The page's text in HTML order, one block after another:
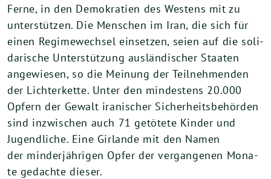
Fer­ne, in den Demo­kra­tien des Wes­tens mit zu
unter­stüt­zen. Die Men­schen im Iran, die sich für
einen Regime­wech­sel ein­set­zen, sei­en auf die soli­
da­ri­sche Unter­stüt­zung aus­län­di­scher Staa­ten
ange­wie­sen, so die Mei­nung der Teil­neh­men­den
der Lich­ter­ket­te. Unter den min­des­tens 20.000
Opfern der Gewalt ira­ni­scher Sicher­heits­be­hör­den
sind inzwi­schen auch 71 getö­te­te Kin­der und
Jugend­li­che. Eine Gir­lan­de mit den Namen
der min­der­jäh­ri­gen Opfer der ver­gan­ge­nen Mona­
te gedach­te die­ser.